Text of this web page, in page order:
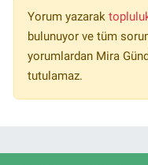
Yorum yazarak
bulunuyor ve tüm
yorumlardan Mira
tutulamaz.